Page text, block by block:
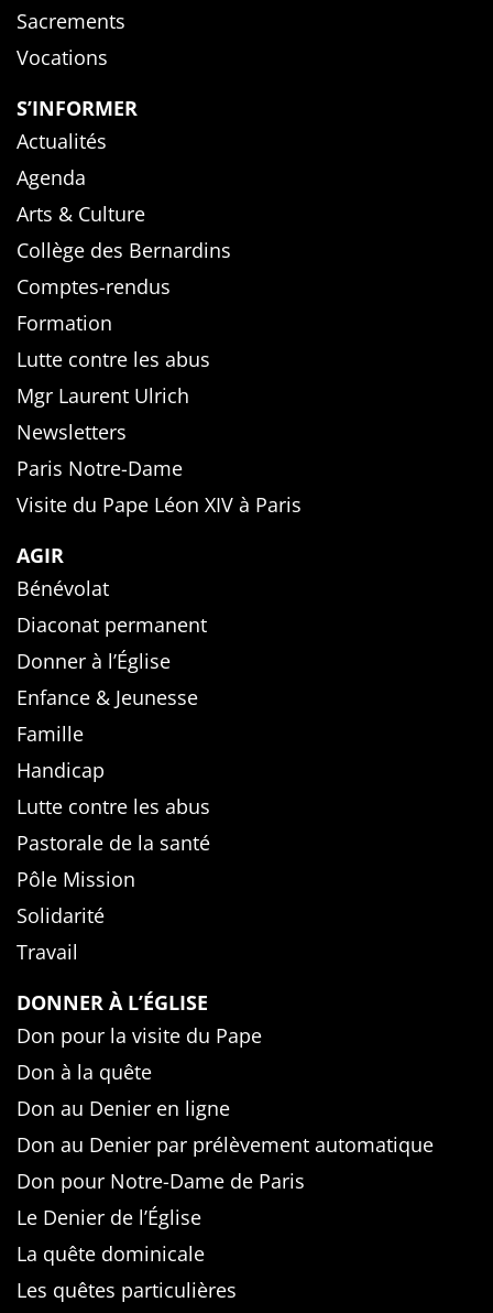
Sacrements
Vocations
S’INFORMER
Actualités
Agenda
Arts & Culture
Collège des Bernardins
Comptes-rendus
Formation
Lutte contre les abus
Mgr Laurent Ulrich
Newsletters
Paris Notre-Dame
Visite du Pape Léon XIV à Paris
AGIR
Bénévolat
Diaconat permanent
Donner à l’Église
Enfance & Jeunesse
Famille
Handicap
Lutte contre les abus
Pastorale de la santé
Pôle Mission
Solidarité
Travail
DONNER À L’ÉGLISE
Don pour la visite du Pape
Don à la quête
Don au Denier en ligne
Don au Denier par prélèvement automatique
Don pour Notre-Dame de Paris
Le Denier de l’Église
La quête dominicale
Les quêtes particulières